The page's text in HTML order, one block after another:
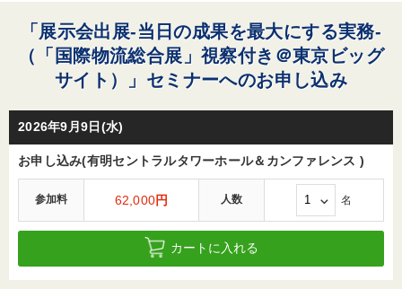
「展示会出展-当日の成果を最大にする実務-
（「国際物流総合展」視察付き＠東京ビッグ
サイト）」セミナーへのお申し込み
2026年9月9日(水)
お申し込み(有明セントラルタワーホール＆カンファレンス )
参加料 62,000円 人数 名
カートに入れる